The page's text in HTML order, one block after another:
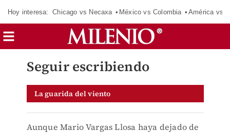
Hoy interesa: Chicago vs Necaxa México vs Colombia América vs
Seguir escribiendo
La guarida del viento
Aunque Mario Vargas Llosa haya dejado de